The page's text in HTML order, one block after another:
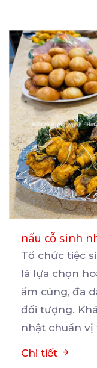
nấu cỗ sinh
Tổ chức tiệc
là lựa chọn
ấm cúng, đa
đối tượng.
nhật chuẩn vị
Chi tiết